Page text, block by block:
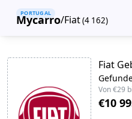
Mycarro
PORTUGAL
/Fiat(4 162)
Fiat
Von€29
€10